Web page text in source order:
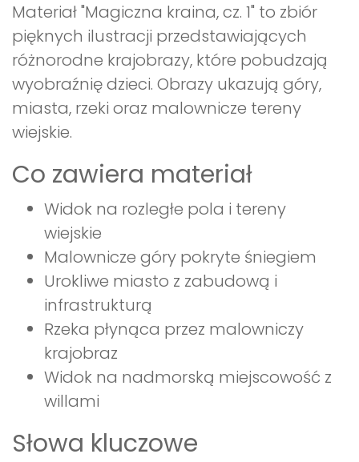
Materiał "Magiczna kraina, cz. 1" to zbiór
pięknych ilustracji przedstawiających
różnorodne krajobrazy, które pobudzają
wyobraźnię dzieci. Obrazy ukazują góry,
miasta, rzeki oraz malownicze tereny
wiejskie.
Co zawiera materiał
Widok na rozległe pola i tereny
wiejskie
Malownicze góry pokryte śniegiem
Urokliwe miasto z zabudową i
infrastrukturą
Rzeka płynąca przez malowniczy
krajobraz
Widok na nadmorską miejscowość z
willami
Słowa kluczowe